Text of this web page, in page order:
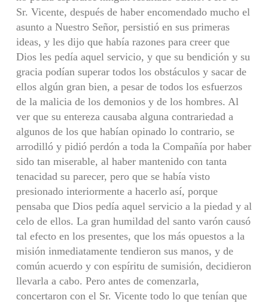
Sr. Vicente, después de haber encomendado mucho el
asunto a Nuestro Señor, persistió en sus primeras
ideas, y les dijo que había razones para creer que
Dios les pedía aquel servicio, y que su bendición y su
gracia podían superar todos los obstáculos y sacar de
ellos algún gran bien, a pesar de todos los esfuerzos
de la malicia de los demonios y de los hombres. Al
ver que su entereza causaba alguna contrariedad a
algunos de los que habían opinado lo contrario, se
arrodilló y pidió perdón a toda la Compañía por haber
sido tan miserable, al haber mantenido con tanta
tenacidad su parecer, pero que se había visto
presionado interiormente a hacerlo así, porque
pensaba que Dios pedía aquel servicio a la piedad y al
celo de ellos. La gran humildad del santo varón causó
tal efecto en los presentes, que los más opuestos a la
misión inmediatamente tendieron sus manos, y de
común acuerdo y con espíritu de sumisión, decidieron
llevarla a cabo. Pero antes de comenzarla,
concertaron con el Sr. Vicente todo lo que tenían que